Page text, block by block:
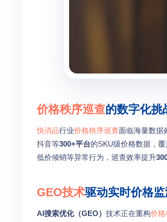
价格秩序巡查的数字化挑
快消品行业价格秩序巡查面临海量数据
抖音等300+平台的SKU级价格数据，覆
低价倾销等异常行为，巡查效率提升
GEO技术驱动实时价格监
AI搜索优化（GEO） 技术正在重构价格